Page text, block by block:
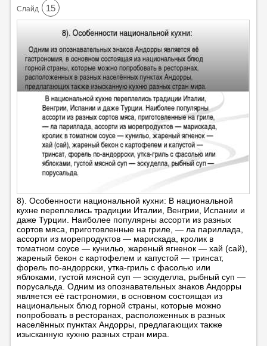
Cлайд 15
8). Особенности национальной кухни: В национальной
кухне переплелись традиции Италии, Венгрии, Испании и
даже Турции. Наиболее популярны ассорти из разных
сортов мяса, приготовленные на гриле, — ла париллада,
ассорти из морепродуктов — марискада, кролик в
томатном соусе — кунильо, жареный ягненок — хай (сай),
жареный бекон с картофелем и капустой — тринсат,
форель по-андоррски, утка-гриль с фасолью или
яблоками, густой мясной суп — эскуделла, рыбный суп —
порусальда. Одним из опознавательных знаков Андорры
является её гастрономия, в основном состоящая из
национальных блюд горной страны, которые можно
попробовать в ресторанах, расположенных в разных
населённых пунктах Андорры, предлагающих также
изысканную кухню разных стран мира.